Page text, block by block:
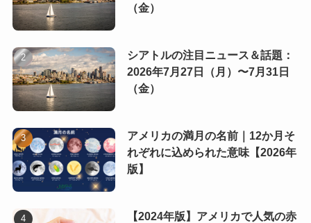
（金）
シアトルの注目ニュース＆話題：
2026年7月27日（月）〜7月31日
（金）
アメリカの満月の名前｜12か月そ
れぞれに込められた意味【2026年
版】
【2024年版】アメリカで人気の赤